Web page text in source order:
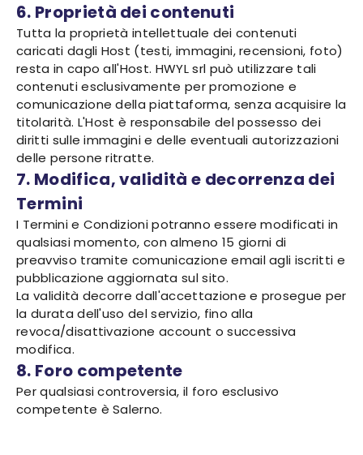
6. Proprietà dei contenuti
Tutta la proprietà intellettuale dei contenuti
caricati dagli Host (testi, immagini, recensioni, foto)
resta in capo all'Host. HWYL srl può utilizzare tali
contenuti esclusivamente per promozione e
comunicazione della piattaforma, senza acquisire la
titolarità. L'Host è responsabile del possesso dei
diritti sulle immagini e delle eventuali autorizzazioni
delle persone ritratte.
7. Modifica, validità e decorrenza dei
Termini
I Termini e Condizioni potranno essere modificati in
qualsiasi momento, con almeno 15 giorni di
preavviso tramite comunicazione email agli iscritti e
pubblicazione aggiornata sul sito.
La validità decorre dall'accettazione e prosegue per
la durata dell'uso del servizio, fino alla
revoca/disattivazione account o successiva
modifica.
8. Foro competente
Per qualsiasi controversia, il foro esclusivo
competente è Salerno.